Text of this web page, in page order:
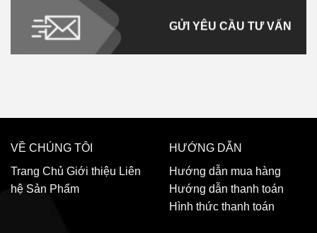
GỬI YÊU CẦU TƯ VẤN
VỀ CHÚNG TÔI
Trang Chủ Giới thiệu Liên
hệ Sản Phẩm
HƯỚNG DẪN
Hướng dẫn mua hàng
Hướng dẫn thanh toán
Hình thức thanh toán